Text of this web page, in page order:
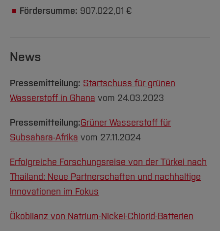
Fördersumme: 907.022,01 €
News
Pressemitteilung: Startschuss für grünen
Wasserstoff in Ghana vom 24.03.2023
Pressemitteilung:Grüner Wasserstoff für
Subsahara-Afrika vom 27.11.2024
Erfolgreiche Forschungsreise von der Türkei nach
Thailand: Neue Partnerschaften und nachhaltige
Innovationen im Fokus
Ökobilanz von Natrium-Nickel-Chlorid-Batterien